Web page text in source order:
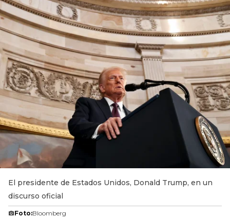
El presidente de Estados Unidos, Donald Trump, en un
discurso oficial
Foto:Bloomberg